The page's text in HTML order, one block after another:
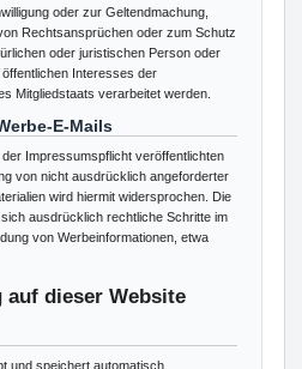
oder zur Geltendmachung,
Rechtsansprüchen oder zum Schutz
oder juristischen Person oder
Interesses der
Mitgliedstaats verarbeitet werden.
E-Mails
Impressumspflicht veröffentlichten
von nicht ausdrücklich angeforderter
wird hiermit widersprochen. Die
ausdrücklich rechtliche Schritte im
von Werbeinformationen, etwa
auf dieser Website
und speichert automatisch